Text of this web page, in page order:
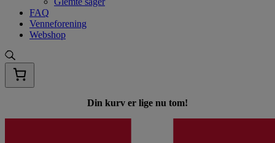
FAQ
Venneforening
Webshop
Din kurv er lige nu tom!